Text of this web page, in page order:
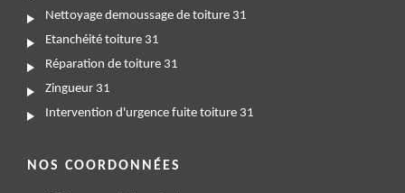
Nettoyage demoussage de toiture 31
Etanchéité toiture 31
Réparation de toiture 31
Zingueur 31
Intervention d'urgence fuite toiture 31
NOS COORDONNÉES